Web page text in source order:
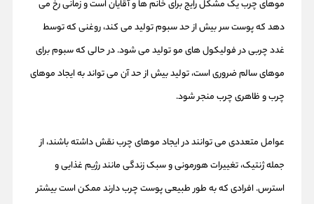
موهای چرب یک مشکل رایج برای خانم ها و آقایان است و زمانی رخ می
دهد که پوست سر بیش از حد سبوم تولید می کند، روغنی که توسط
غدد چربی در فولیکول های مو تولید می شود. در حالی که سبوم برای
موهای سالم ضروری است، تولید بیش از حد آن می تواند به ایجاد موهای
چرب و ظاهری چرب منجر شود.
عوامل متعددی می توانند در ایجاد موهای چرب نقش داشته باشند، از
جمله ژنتیک، تغییرات هورمونی و سبک زندگی مانند رژیم غذایی و
استرس. افرادی که به طور طبیعی پوست چرب دارند ممکن است بیشتر